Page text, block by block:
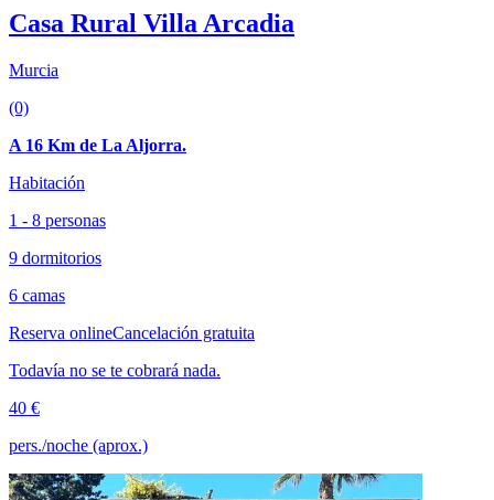
Casa Rural Villa Arcadia
Murcia
(0)
A 16 Km de La Aljorra.
Habitación
1 - 8 personas
9 dormitorios
6 camas
Reserva onlineCancelación gratuita
Todavía no se te cobrará nada.
40 €
pers./noche (aprox.)